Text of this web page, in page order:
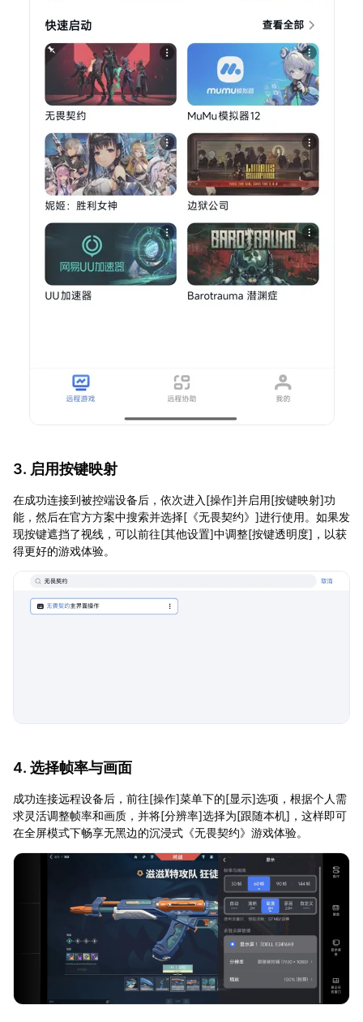
3. 启用按键映射
在成功连接到被控端设备后，依次进入[操作]并启用[按键映射]功
能，然后在官方方案中搜索并选择[《无畏契约》]进行使用。如果发
现按键遮挡了视线，可以前往[其他设置]中调整[按键透明度]，以获
得更好的游戏体验。
4. 选择帧率与画面
成功连接远程设备后，前往[操作]菜单下的[显示]选项，根据个人需
求灵活调整帧率和画质，并将[分辨率]选择为[跟随本机]，这样即可
在全屏模式下畅享无黑边的沉浸式《无畏契约》游戏体验。